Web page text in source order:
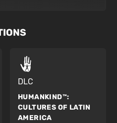
DLC
HUMANKIND™:
CULTURES OF LATIN
AMERICA